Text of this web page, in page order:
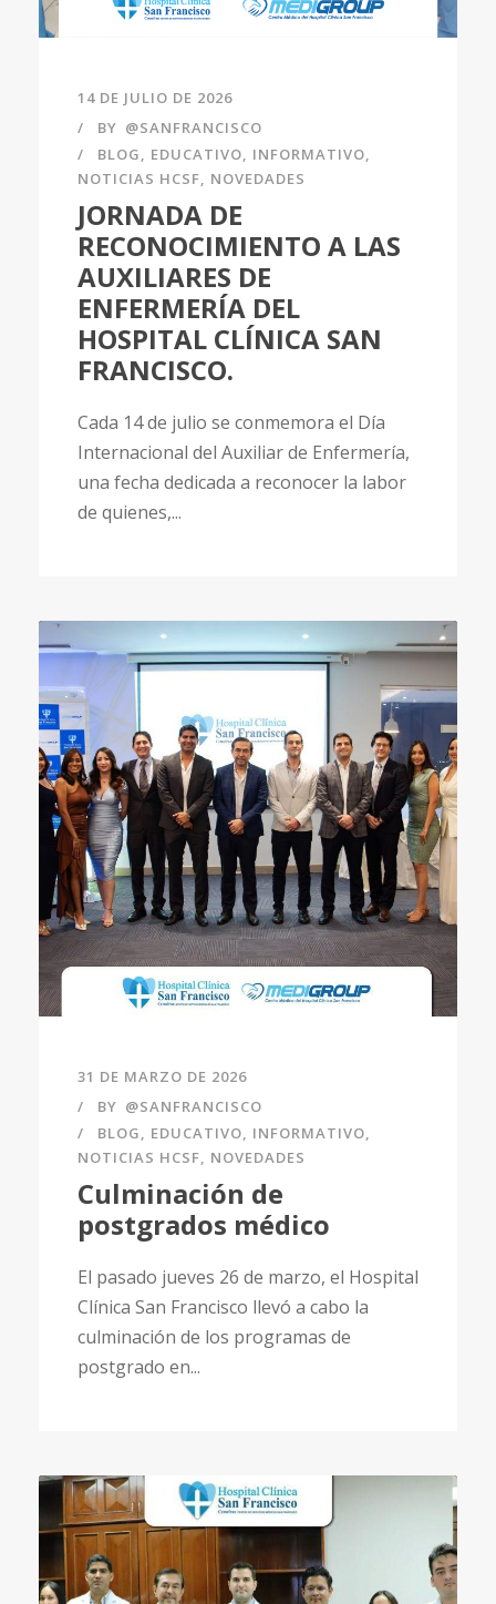
14 DE JULIO DE 2026
BY @SANFRANCISCO
BLOG, EDUCATIVO, INFORMATIVO,
NOTICIAS HCSF, NOVEDADES
JORNADA DE
RECONOCIMIENTO A LAS
AUXILIARES DE
ENFERMERÍA DEL
HOSPITAL CLÍNICA SAN
FRANCISCO.
Cada 14 de julio se conmemora el Día
Internacional del Auxiliar de Enfermería,
una fecha dedicada a reconocer la labor
de quienes,...
31 DE MARZO DE 2026
BY @SANFRANCISCO
BLOG, EDUCATIVO, INFORMATIVO,
NOTICIAS HCSF, NOVEDADES
Culminación de
postgrados médico
El pasado jueves 26 de marzo, el Hospital
Clínica San Francisco llevó a cabo la
culminación de los programas de
postgrado en...